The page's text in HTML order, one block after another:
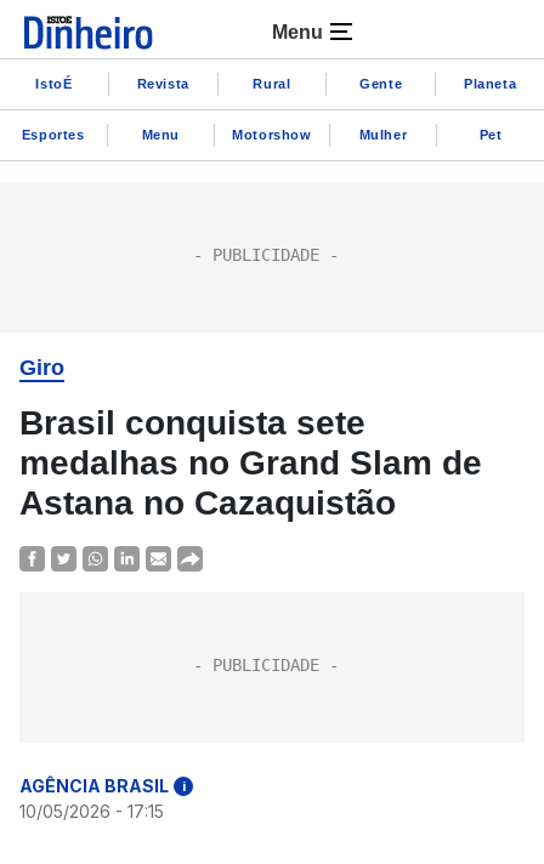
Menu
IstoÉ Revista Rural Gente Planeta
Esportes Menu Motorshow Mulher Pet
Giro
Brasil conquista sete
medalhas no Grand Slam de
Astana no Cazaquistão
AGÊNCIA BRASIL i
10/05/2026 - 17:15